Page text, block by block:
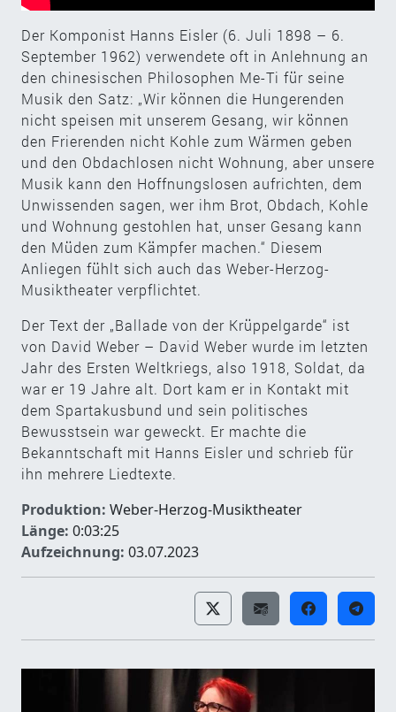
Der Komponist Hanns Eisler (6. Juli 1898 – 6.
September 1962) verwendete oft in Anlehnung an
den chinesischen Philosophen Me-Ti für seine
Musik den Satz: „Wir können die Hungerenden
nicht speisen mit unserem Gesang, wir können
den Frierenden nicht Kohle zum Wärmen geben
und den Obdachlosen nicht Wohnung, aber unsere
Musik kann den Hoffnungslosen aufrichten, dem
Unwissenden sagen, wer ihm Brot, Obdach, Kohle
und Wohnung gestohlen hat, unser Gesang kann
den Müden zum Kämpfer machen.“ Diesem
Anliegen fühlt sich auch das Weber-Herzog-
Musiktheater verpflichtet.
Der Text der „Ballade von der Krüppelgarde“ ist
von David Weber – David Weber wurde im letzten
Jahr des Ersten Weltkriegs, also 1918, Soldat, da
war er 19 Jahre alt. Dort kam er in Kontakt mit
dem Spartakusbund und sein politisches
Bewusstsein war geweckt. Er machte die
Bekanntschaft mit Hanns Eisler und schrieb für
ihn mehrere Liedtexte.
Produktion: Weber-Herzog-Musiktheater
Länge: 0:03:25
Aufzeichnung: 03.07.2023